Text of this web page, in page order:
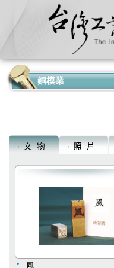
銅模業
風